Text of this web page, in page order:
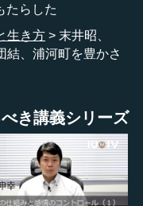
ではなく、あの人は
認識する、そのため
るのです。
がべてるの家の中で
(むかいやちいくよ
がそこに関わって、
になり、始めまし
たらした
生き方
末井昭、
結、浦河町を豊かさ
き講義シリーズ